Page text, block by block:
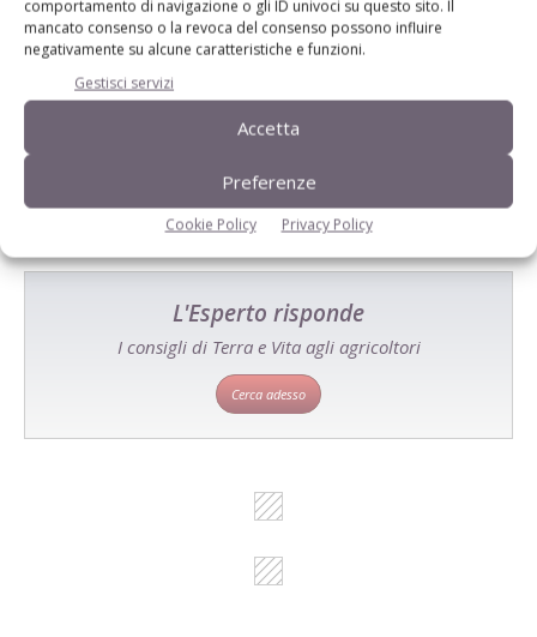
comportamento di navigazione o gli ID univoci su questo sito. Il
mancato consenso o la revoca del consenso possono influire
negativamente su alcune caratteristiche e funzioni.
Gestisci servizi
Accetta
Preferenze
Cookie Policy Privacy Policy
Catalogo Aziende e Prodotti
Un modo semplice per cercare un'azienda o un
prodotto!
Cerca adesso
L'Esperto risponde
I consigli di Terra e Vita agli agricoltori
Cerca adesso